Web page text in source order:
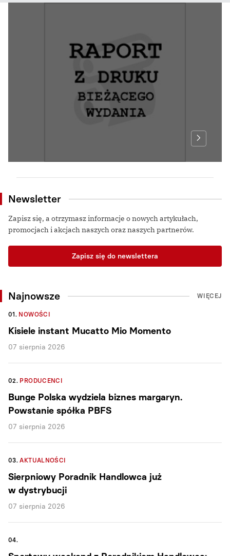
Newsletter
Zapisz się, a otrzymasz informacje o nowych artykułach,
promocjach i akcjach naszych oraz naszych partnerów.
Zapisz się do newslettera
Najnowsze WIĘCEJ
01. NOWOŚCI
Kisiele instant Mucatto Mio Momento
07 sierpnia 2026
02. PRODUCENCI
Bunge Polska wydziela biznes margaryn.
Powstanie spółka PBFS
07 sierpnia 2026
03. AKTUALNOŚCI
Sierpniowy Poradnik Handlowca już
w dystrybucji
07 sierpnia 2026
04.